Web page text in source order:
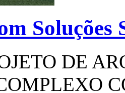
Soluções
DE